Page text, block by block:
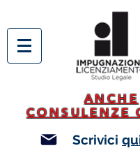
ANCHE
CONSULENZE
Scrivici